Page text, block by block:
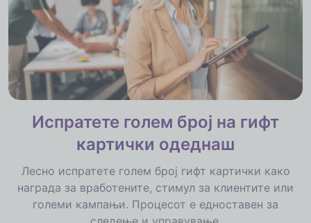
Испратете голем број на гифт
картички одеднаш
Лесно испратете голем број гифт картички како
награда за вработените, стимул за клиентите или
големи кампањи. Процесот е едноставен за